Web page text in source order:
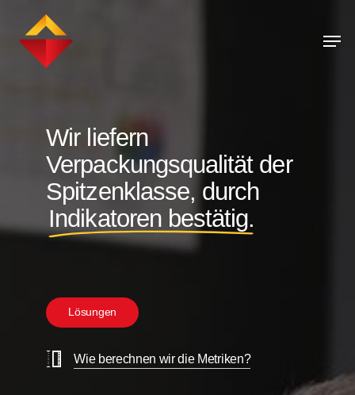
Wir liefern
Verpackungsqualität der
Spitzenklasse, durch
Indikatoren bestätig.
Lösungen
Wie berechnen wir die Metriken?